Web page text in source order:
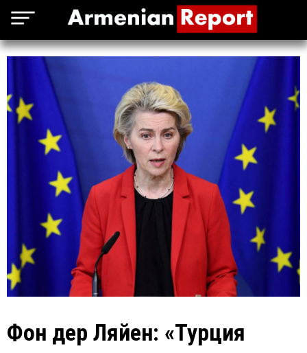
Фон дер Ляйен: «Турция